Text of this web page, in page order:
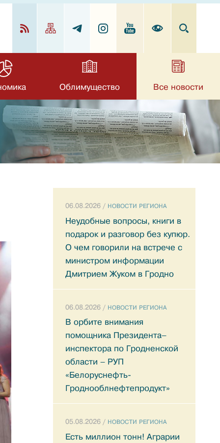
Облимущество Все новости
06.08.2026 / НОВОСТИ РЕГИОНА
Неудобные вопросы, книги в
подарок и разговор без купюр.
О чем говорили на встрече с
министром информации
Дмитрием Жуком в Гродно
06.08.2026 / НОВОСТИ РЕГИОНА
В орбите внимания
помощника Президента–
инспектора по Гродненской
области – РУП
«Белоруснефть-
Гроднооблнефтепродукт»
05.08.2026 / НОВОСТИ РЕГИОНА
Есть миллион тонн! Аграрии